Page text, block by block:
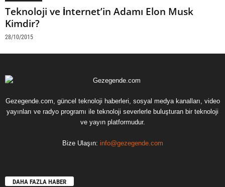
Teknoloji ve İnternet’in Adamı Elon Musk
Kimdir?
28/10/2015
Gezegende.com, güncel teknoloji haberleri, sosyal medya kanalları, video
yayınları ve radyo programı ile teknoloji severlerle buluşturan bir teknoloji
ve yayın platformudur.
Bize Ulaşın: info@gezegende.com
DAHA FAZLA HABER